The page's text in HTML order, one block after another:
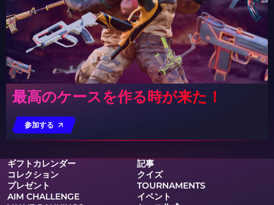
最高のケースを作る時が来た！
参加する
ギフトカレンダー
記事
コレクション
クイズ
プレゼント
TOURNAMENTS
AIM CHALLENGE
イベント